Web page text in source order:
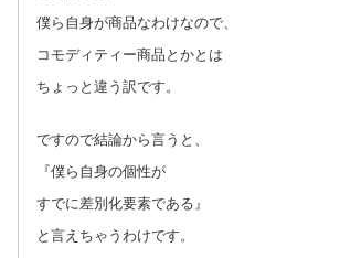
僕ら自身が商品なわけなので、
コモディティー商品とかとは
ちょっと違う訳です。
ですので結論から言うと、
『僕ら自身の個性が
すでに差別化要素である』
と言えちゃうわけです。